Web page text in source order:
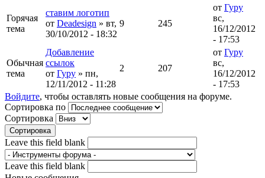
Горячая
тема
ставим логотип
от Deadesign » вт,
30/10/2012 - 18:32
9 245
от Гуру
вс,
16/12/2012
- 17:53
Обычная
тема
Добавление
ссылок
от Гуру » пн,
12/11/2012 - 11:28
2 207
от Гуру
вс,
16/12/2012
- 17:53
Войдите, чтобы оставлять новые сообщения на форуме.
Сортировка по
Сортировка
Leave this field blank
Leave this field blank